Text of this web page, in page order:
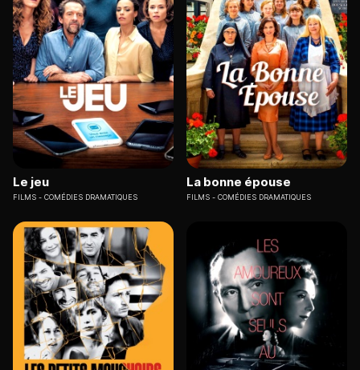
Le jeu
FILMS COMÉDIES DRAMATIQUES
La bonne épouse
FILMS COMÉDIES DRAMATIQUES